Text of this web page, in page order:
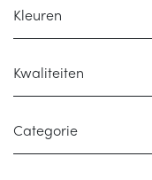
Kleuren
Kwaliteiten
Categorie